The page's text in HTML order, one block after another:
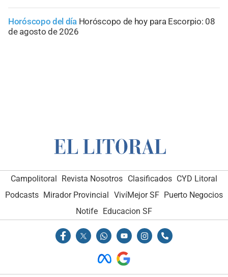
Horóscopo del día Horóscopo de hoy para Escorpio: 08
de agosto de 2026
Campolitoral Revista Nosotros Clasificados CYD Litoral
Podcasts Mirador Provincial VivíMejor SF Puerto Negocios
Notife Educacion SF